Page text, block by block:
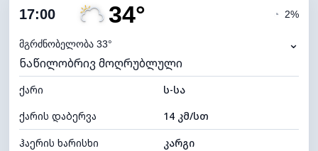
ღრუბლიანობა
ნამის წერტილი
ხილვადობა
10 კმ
განათების ინდექსი 7 (ნათელი)
ღრუბლის სიმაღლე 9440 მ
17:00 34°
მგრძნობელობა 33°
◔ 2%
⌄
ნაწილობრივ მოღრუბლული
ქარი
ს-სა
ქარის დაბერვა
14 კმ/სთ
ჰაერის ხარისხი
კარგი